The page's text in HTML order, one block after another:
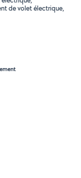
de volet électrique,